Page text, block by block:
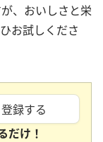
、おいしさと栄
お試しくださ
録する
だけ！